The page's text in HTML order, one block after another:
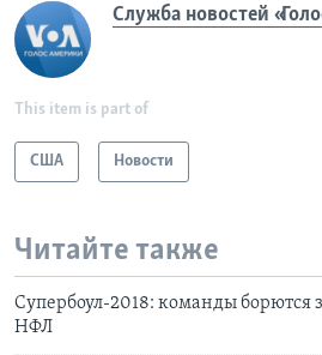
Служба новостей
This item is part of
США Новости
Читайте также
Супербоул-2018: команды борются
НФЛ